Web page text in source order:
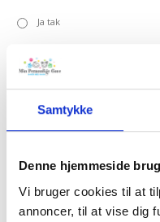
Samtykke
Denne hjemmeside
Vi bruger cookies til at
annoncer, til at vise dig
Ja tak
Med børnehoroskop - 5
Nej tak
Med fotolomme -
Nej tak